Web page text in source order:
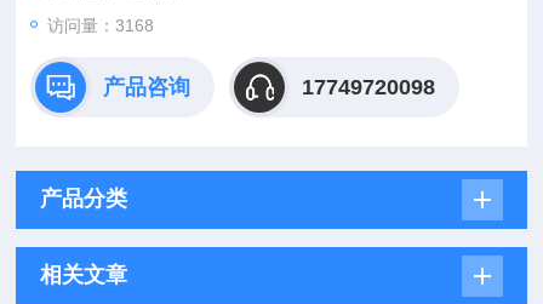
访问量：3168
产品咨询 17749720098
产品分类
相关文章